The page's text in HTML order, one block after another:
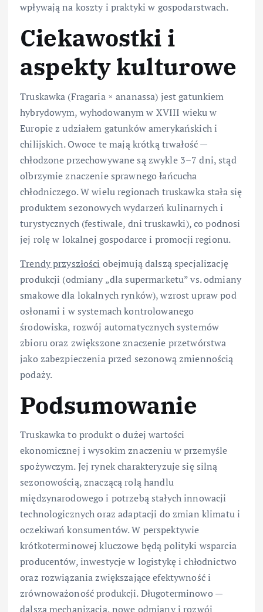
wpływają na koszty i praktyki w gospodarstwach.
Ciekawostki i
aspekty kulturowe
Truskawka (Fragaria × ananassa) jest gatunkiem
hybrydowym, wyhodowanym w XVIII wieku w
Europie z udziałem gatunków amerykańskich i
chilijskich. Owoce te mają krótką trwałość —
chłodzone przechowywane są zwykle 3–7 dni, stąd
olbrzymie znaczenie sprawnego łańcucha
chłodniczego. W wielu regionach truskawka stała się
produktem sezonowych wydarzeń kulinarnych i
turystycznych (festiwale, dni truskawki), co podnosi
jej rolę w lokalnej gospodarce i promocji regionu.
Trendy przyszłości obejmują dalszą specjalizację
produkcji (odmiany „dla supermarketu” vs. odmiany
smakowe dla lokalnych rynków), wzrost upraw pod
osłonami i w systemach kontrolowanego
środowiska, rozwój automatycznych systemów
zbioru oraz zwiększone znaczenie przetwórstwa
jako zabezpieczenia przed sezonową zmiennością
podaży.
Podsumowanie
Truskawka to produkt o dużej wartości
ekonomicznej i wysokim znaczeniu w przemyśle
spożywczym. Jej rynek charakteryzuje się silną
sezonowością, znaczącą rolą handlu
międzynarodowego i potrzebą stałych innowacji
technologicznych oraz adaptacji do zmian klimatu i
oczekiwań konsumentów. W perspektywie
krótkoterminowej kluczowe będą polityki wsparcia
producentów, inwestycje w logistykę i chłodnictwo
oraz rozwiązania zwiększające efektywność i
zrównoważoność produkcji. Długoterminowo —
dalsza mechanizacja, nowe odmiany i rozwój